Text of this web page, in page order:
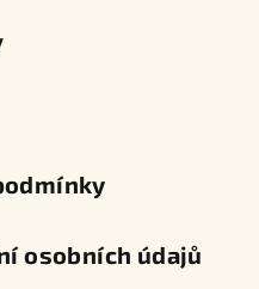
osobních údajů